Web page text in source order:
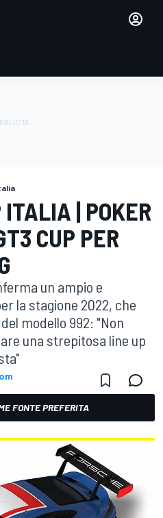
ITALIA | POKER
CUP PER
un ampio e
la stagione 2022, che
modello 992: "Non
una strepitosa line up
FONTE PREFERITA